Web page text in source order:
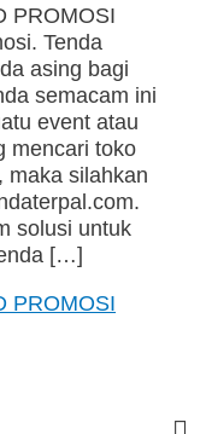
PROMOSI
Tenda
asing bagi
semacam ini
event atau
mencari toko
maka silahkan
solusi untuk
[…]
PROMOSI